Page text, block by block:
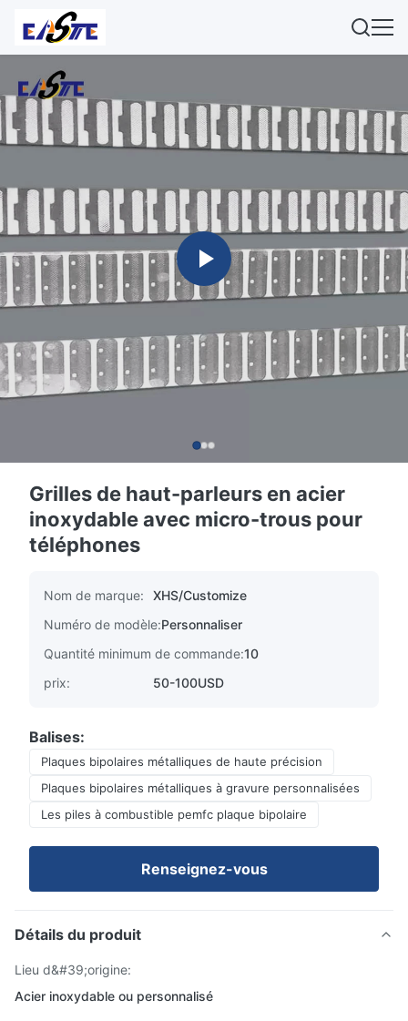
Grilles de haut-parleurs en acier
inoxydable avec micro-trous pour
téléphones
Nom de marque:
XHS/Customize
Numéro de modèle:Personnaliser
Quantité minimum de commande:10
prix:
50-100USD
Balises:
Plaques bipolaires métalliques de haute précision
Plaques bipolaires métalliques à gravure personnalisées
Les piles à combustible pemfc plaque bipolaire
Renseignez-vous
Détails du produit
Lieu d&#39;origine:
Acier inoxydable ou personnalisé